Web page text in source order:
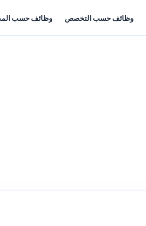
وظائف حسب التخصص وظائف حسب